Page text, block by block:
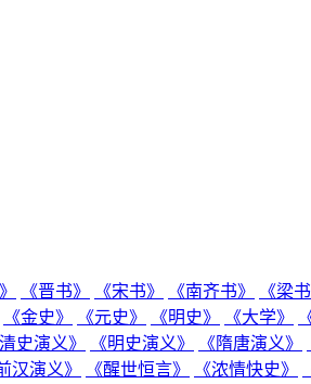
《晋书》 《宋书》 《南齐书》 《梁书
《金史》 《元史》 《明史》 《大学》
清史演义》 《明史演义》 《隋唐演义》
汉演义》 《醒世恒言》 《浓情快史》